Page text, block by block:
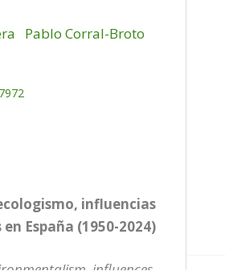
Pablo Corral-Broto
influencias
España (1950-2024)